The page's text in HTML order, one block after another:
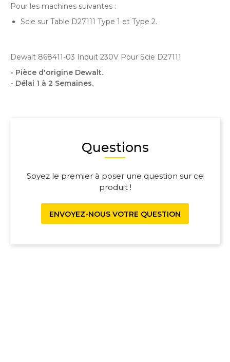
Pour les machines suivantes :
Scie sur Table D27111 Type 1 et Type 2.
Dewalt 868411-03 Induit 230V Pour Scie D27111
- Pièce d'origine Dewalt.
- Délai 1 à 2 Semaines.
Questions
Soyez le premier à poser une question sur ce
produit !
ENVOYEZ-NOUS VOTRE QUESTION